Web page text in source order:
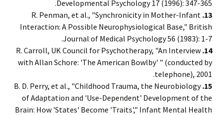
Developmental Psychology 17 (1996): 347-365.
13.
R. Penman, et al., "Synchronicity in Mother-Infant
Interaction: A Possible Neurophysiological Base," British
Journal of Medical Psychology 56 (1983): 1-7.
14.
R. Carroll, UK Council for Psychotherapy, "An Interview
with Allan Schore: 'The American Bowlby' " (conducted by
telephone), 2001.
15.
B. D. Perry, et al., "Childhood Trauma, the Neurobiology
of Adaptation and 'Use-Dependent' Development of the
Brain: How 'States' Become 'Traits'," Infant Mental Health